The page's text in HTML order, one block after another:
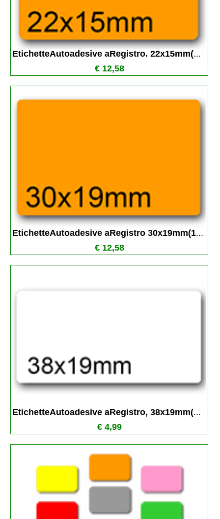
EtichetteAutoadesive aRegistro. 22x15mm(...
€ 12,58
EtichetteAutoadesive aRegistro 30x19mm(1...
€ 12,58
EtichetteAutoadesive aRegistro, 38x19mm(...
€ 4,99